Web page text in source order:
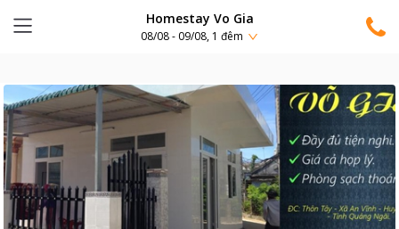
Homestay Vo Gia
08/08 - 09/08, 1 đêm